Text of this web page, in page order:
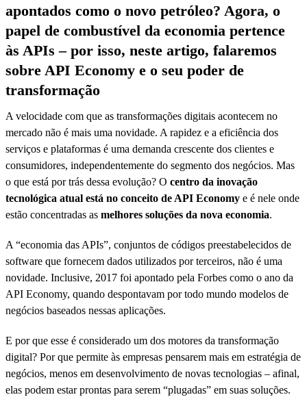
apontados como o novo petróleo? Agora, o
papel de combustível da economia pertence
às APIs – por isso, neste artigo, falaremos
sobre API Economy e o seu poder de
transformação
A velocidade com que as transformações digitais acontecem no
mercado não é mais uma novidade. A rapidez e a eficiência dos
serviços e plataformas é uma demanda crescente dos clientes e
consumidores, independentemente do segmento dos negócios. Mas
o que está por trás dessa evolução? O centro da inovação
tecnológica atual está no conceito de API Economy e é nele onde
estão concentradas as melhores soluções da nova economia.
A “economia das APIs”, conjuntos de códigos preestabelecidos de
software que fornecem dados utilizados por terceiros, não é uma
novidade. Inclusive, 2017 foi apontado pela Forbes como o ano da
API Economy, quando despontavam por todo mundo modelos de
negócios baseados nessas aplicações.
E por que esse é considerado um dos motores da transformação
digital? Por que permite às empresas pensarem mais em estratégia de
negócios, menos em desenvolvimento de novas tecnologias – afinal,
elas podem estar prontas para serem “plugadas” em suas soluções.